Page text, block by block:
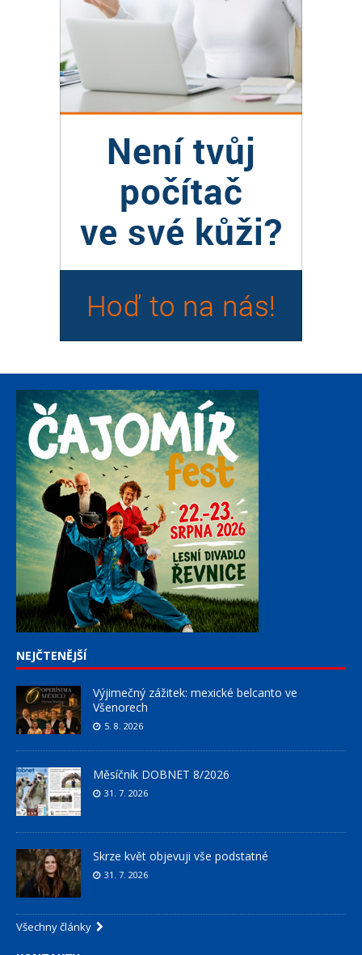
NEJČTENĚJŠÍ
Výjimečný zážitek: mexické belcanto ve
Všenorech
5. 8. 2026
Měsíčník DOBNET 8/2026
31. 7. 2026
Skrze květ objevuji vše podstatné
31. 7. 2026
Všechny články